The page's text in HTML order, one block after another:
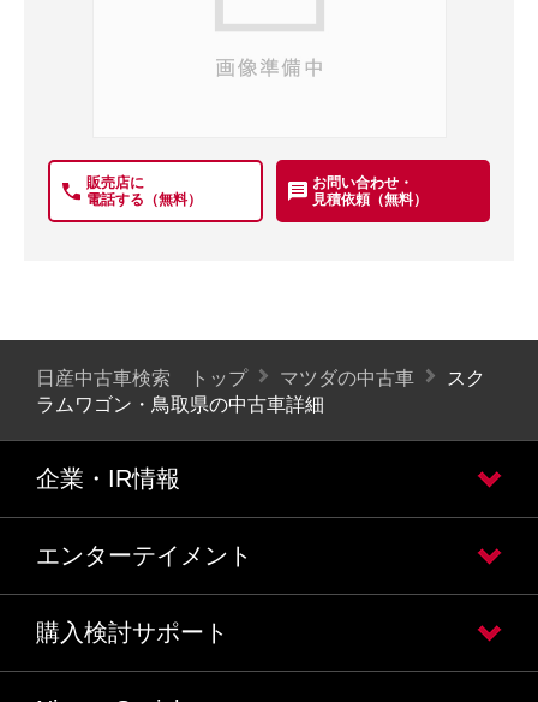
販売店に
電話する（無料）
お問い合わせ・
見積依頼（無料）
日産中古車検索 トップ マツダの中古車
スク
ラムワゴン・鳥取県の中古車詳細
企業・IR情報
エンターテイメント
購入検討サポート